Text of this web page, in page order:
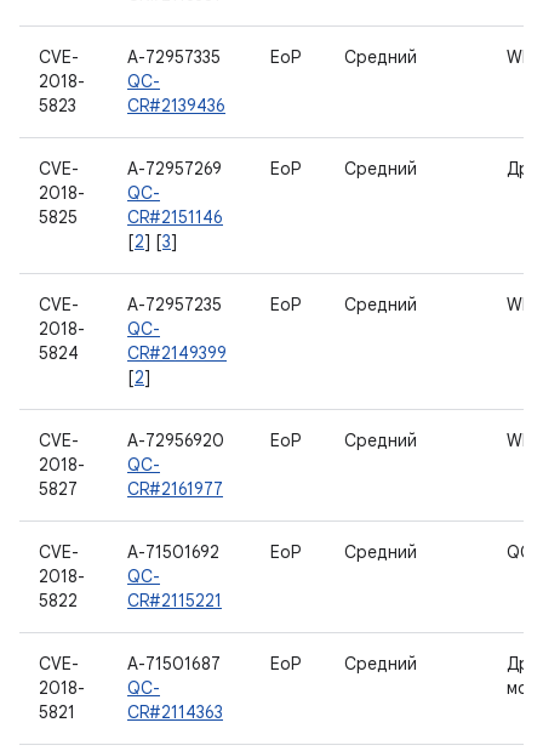
CVE-
2018-
5823
A-72957335
QC-
CR#2139436
EoP Средний
CVE-
2018-
5825
A-72957269
QC-
CR#2151146
[2] [3]
EoP Средний
CVE-
2018-
5824
A-72957235
QC-
CR#2149399
[2]
EoP Средний
CVE-
2018-
5827
A-72956920
QC-
CR#2161977
EoP Средний
CVE-
2018-
5822
A-71501692
QC-
CR#2115221
EoP Средний QC
CVE-
2018-
5821
A-71501687
QC-
CR#2114363
EoP Средний